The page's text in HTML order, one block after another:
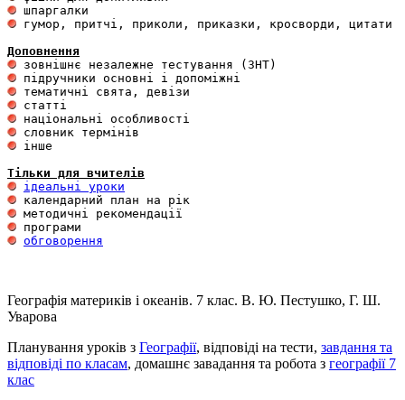
гумор, притчі, приколи, приказки, кросворди, цитати
Доповнення
інше
Тільки для вчителів
ідеальні уроки
обговорення
Географія материків і океанів. 7 клас. В. Ю. Пестушко, Г. Ш.
Уварова
Планування уроків з Географії, відповіді на тести, завдання та
відповіді по класам, домашнє завадання та робота з географії 7
клас